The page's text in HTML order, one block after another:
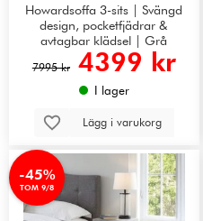
Howardsoffa 3-sits | Svängd
design, pocketfjädrar &
avtagbar klädsel | Grå
7995 kr 4399 kr
I lager
Lägg i varukorg
-45%
TOM 9/8